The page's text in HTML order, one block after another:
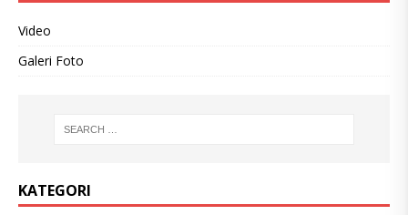
Video
Galeri Foto
KATEGORI